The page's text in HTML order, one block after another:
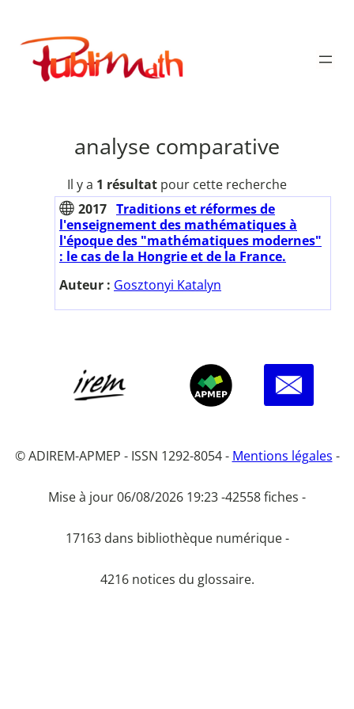
contenu
Publimath
analyse comparative
Il y a 1 résultat pour cette recherche
2017 Traditions et réformes de
l'enseignement des mathématiques à
l'époque des "mathématiques modernes"
: le cas de la Hongrie et de la France.
Auteur : Gosztonyi Katalyn
© ADIREM-APMEP - ISSN 1292-8054 - Mentions légales -
Mise à jour 06/08/2026 19:23 -42558 fiches -
17163 dans bibliothèque numérique -
4216 notices du glossaire.